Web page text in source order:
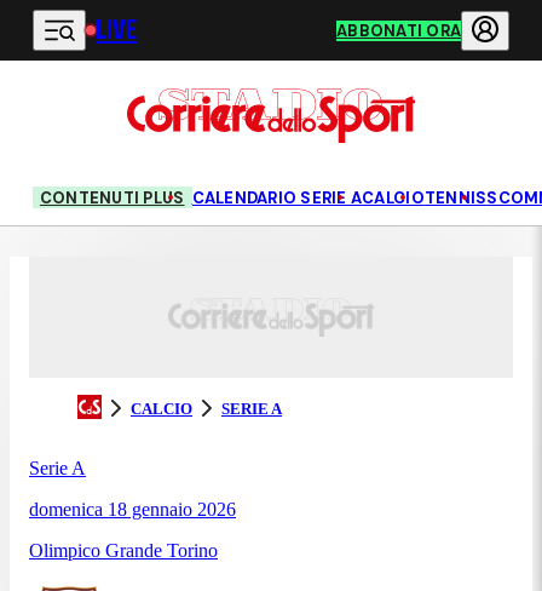
Vai al contenuto principale
LIVE ABBONATI ORA
CONTENUTI PLUS CALENDARIO SERIE ACALCIOTENNIS
CALCIO SERIE A
Serie A
domenica 18 gennaio 2026
Olimpico Grande Torino